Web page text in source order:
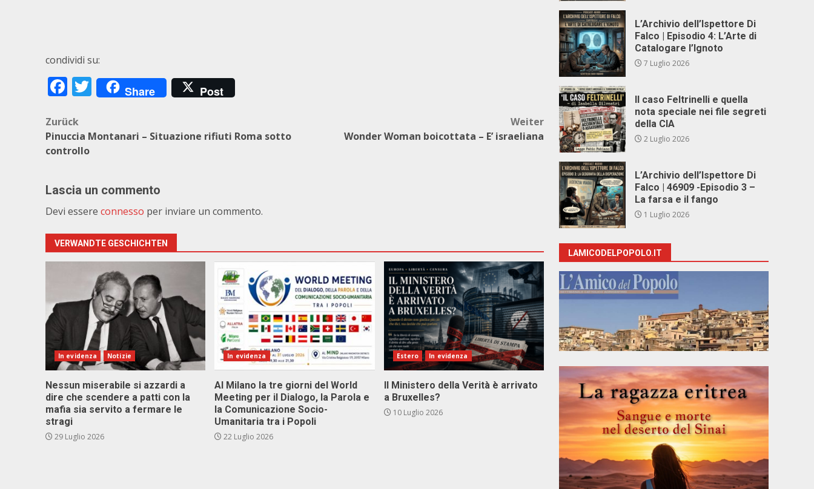
condividi su:
Facebook
Twitter
Share Post
Beitragsnavigation
Zurück
Pinuccia Montanari – Situazione rifiuti Roma sotto
controllo
Weiter
Wonder Woman boicottata – E’ israeliana
Lascia un commento
Devi essere connesso per inviare un commento.
VERWANDTE GESCHICHTEN
In evidenza Notizie
Nessun miserabile si azzardi a
dire che scendere a patti con la
mafia sia servito a fermare le
stragi
29 Luglio 2026
In evidenza
Al Milano la tre giorni del World
Meeting per il Dialogo, la Parola e
la Comunicazione Socio-
Umanitaria tra i Popoli
22 Luglio 2026
Estero In evidenza
Il Ministero della Verità è arrivato
a Bruxelles?
10 Luglio 2026
L’Archivio dell’Ispettore Di
Falco | Episodio 4: L’Arte di
Catalogare l’Ignoto
7 Luglio 2026
Il caso Feltrinelli e quella
nota speciale nei file segreti
della CIA
2 Luglio 2026
L’Archivio dell’Ispettore Di
Falco | 46909 -Episodio 3 –
La farsa e il fango
1 Luglio 2026
LAMICODELPOPOLO.IT